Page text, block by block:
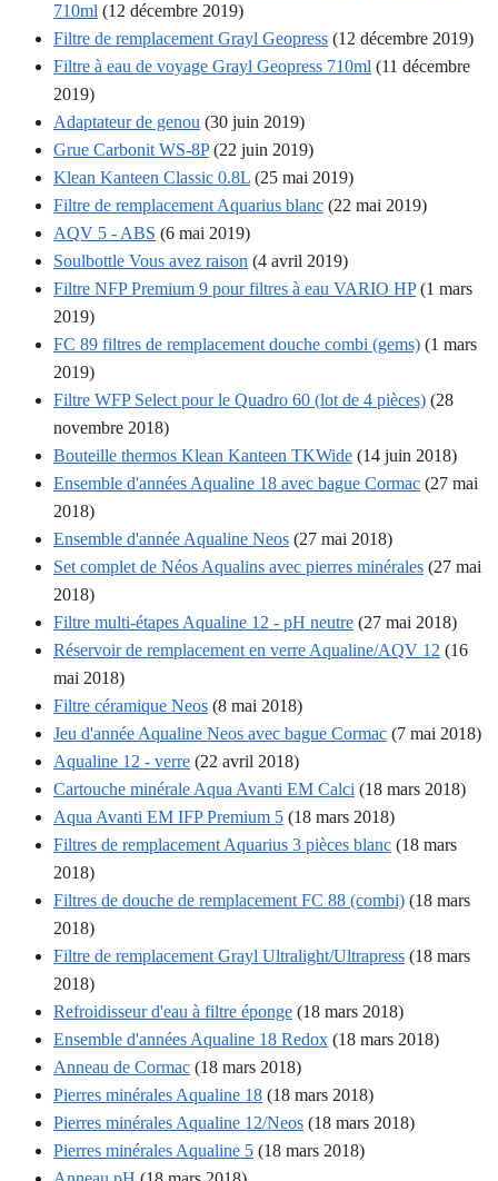
710ml (12 décembre 2019)
Filtre de remplacement Grayl Geopress (12 décembre 2019)
Filtre à eau de voyage Grayl Geopress 710ml (11 décembre
2019)
Adaptateur de genou (30 juin 2019)
Grue Carbonit WS-8P (22 juin 2019)
Klean Kanteen Classic 0.8L (25 mai 2019)
Filtre de remplacement Aquarius blanc (22 mai 2019)
AQV 5 - ABS (6 mai 2019)
Soulbottle Vous avez raison (4 avril 2019)
Filtre NFP Premium 9 pour filtres à eau VARIO HP (1 mars
2019)
FC 89 filtres de remplacement douche combi (gems) (1 mars
2019)
Filtre WFP Select pour le Quadro 60 (lot de 4 pièces) (28
novembre 2018)
Bouteille thermos Klean Kanteen TKWide (14 juin 2018)
Ensemble d'années Aqualine 18 avec bague Cormac (27 mai
2018)
Ensemble d'année Aqualine Neos (27 mai 2018)
Set complet de Néos Aqualins avec pierres minérales (27 mai
2018)
Filtre multi-étapes Aqualine 12 - pH neutre (27 mai 2018)
Réservoir de remplacement en verre Aqualine/AQV 12 (16
mai 2018)
Filtre céramique Neos (8 mai 2018)
Jeu d'année Aqualine Neos avec bague Cormac (7 mai 2018)
Aqualine 12 - verre (22 avril 2018)
Cartouche minérale Aqua Avanti EM Calci (18 mars 2018)
Aqua Avanti EM IFP Premium 5 (18 mars 2018)
Filtres de remplacement Aquarius 3 pièces blanc (18 mars
2018)
Filtres de douche de remplacement FC 88 (combi) (18 mars
2018)
Filtre de remplacement Grayl Ultralight/Ultrapress (18 mars
2018)
Refroidisseur d'eau à filtre éponge (18 mars 2018)
Ensemble d'années Aqualine 18 Redox (18 mars 2018)
Anneau de Cormac (18 mars 2018)
Pierres minérales Aqualine 18 (18 mars 2018)
Pierres minérales Aqualine 12/Neos (18 mars 2018)
Pierres minérales Aqualine 5 (18 mars 2018)